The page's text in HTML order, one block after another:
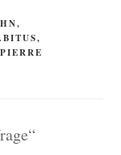
,
,
PIERRE